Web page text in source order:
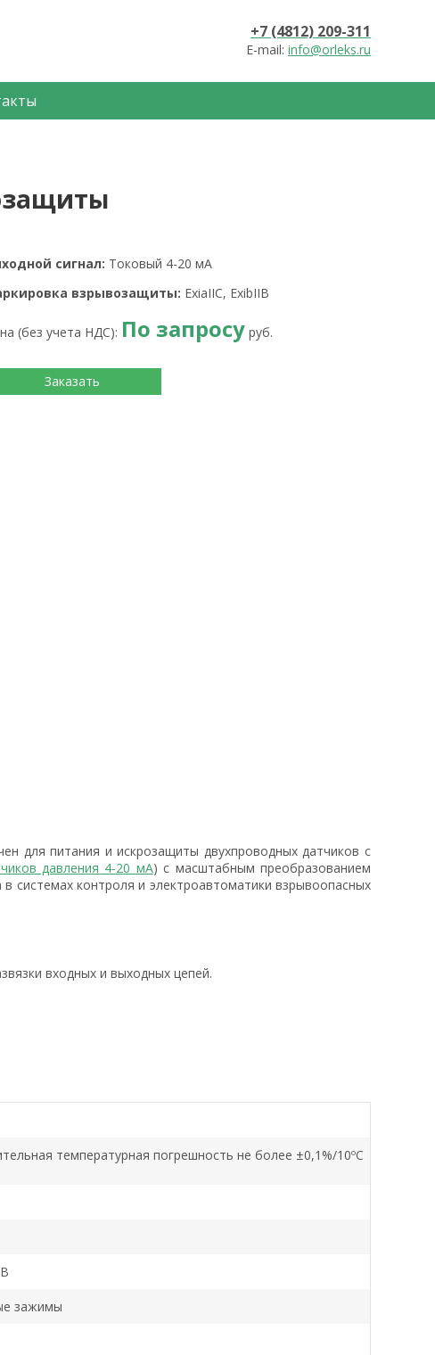
+7 (4812) 209-311
E-mail: info@orleks.ru
сигнал: Токовый 4-20 мА
взрывозащиты: ExiaIIC, ExibIIB
(без учета НДС): По запросу руб.
Заказать
для питания и искрозащиты двухпроводных датчиков с
давления 4-20 мА) с масштабным преобразованием
системах контроля и электроавтоматики взрывоопасных
входных и выходных цепей.
температурная погрешность не более ±0,1%/10ºС
зажимы